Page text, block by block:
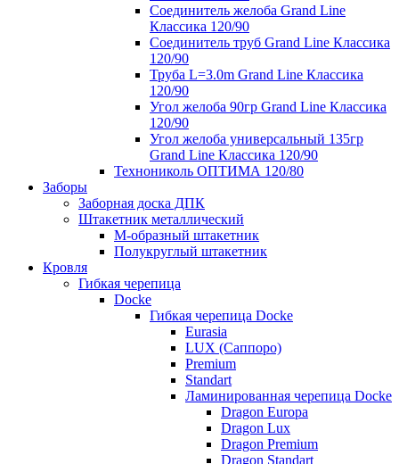
Соединитель желоба Grand Line
Классика 120/90
Соединитель труб Grand Line Классика
120/90
Труба L=3.0m Grand Line Классика
120/90
Угол желоба 90гр Grand Line Классика
120/90
Угол желоба универсальный 135гр
Grand Line Классика 120/90
Технониколь ОПТИМА 120/80
Заборы
Заборная доска ДПК
Штакетник металлический
М-образный штакетник
Полукруглый штакетник
Кровля
Гибкая черепица
Docke
Гибкая черепица Docke
Eurasia
LUX (Саппоро)
Premium
Standart
Ламинированная черепица Docke
Dragon Europa
Dragon Lux
Dragon Premium
Dragon Standart